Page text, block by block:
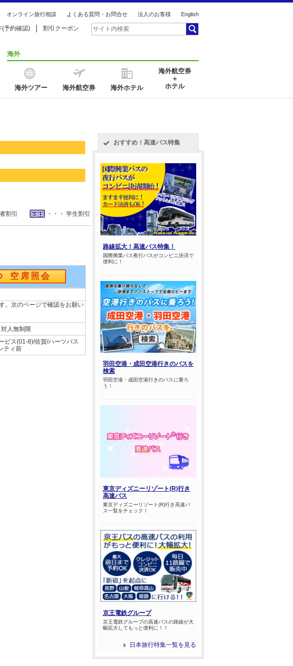
オンライン旅行相談 よくある質問・お問合せ 法人のお客様 English
(予約確認) 割引クーポン
海外
海外ツアー 海外航空券 海外ホテル
海外航空券
＋
ホテル
者割引
・・・ 学生割引
空席照会
。次のページで確認をお願い
人無制限
ス(01-8)/佐賀/ハーツバス
ティ前
おすすめ！高速バス特集
路線拡大！高速バス特集！
国際興業バス夜行バスがコンビニ決済で
便利に！
羽田空港・成田空港行きのバスを
検索
羽田空港・成田空港行きのバスに乗ろ
う！
東京ディズニーリゾート(R)行き
高速バス
東京ディズニーリゾート(R)行き高速バ
ス一覧をチェック！
京王電鉄グループ
京王電鉄グループの高速バスの路線が大
幅拡大してもっと便利に！！
日本旅行特集一覧を見る